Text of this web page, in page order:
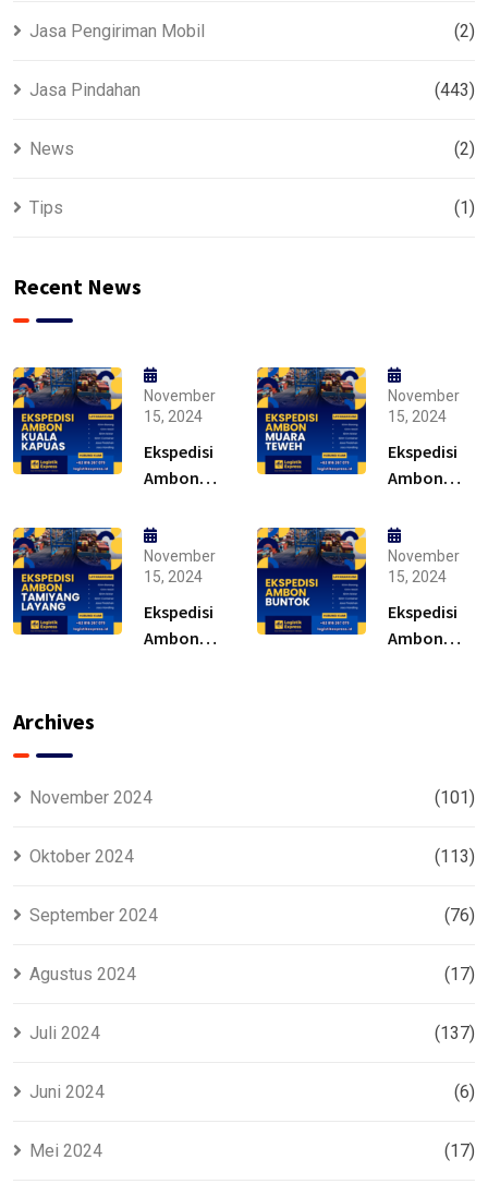
Jasa Pengiriman Mobil (2)
Jasa Pindahan (443)
News (2)
Tips (1)
Recent News
November
15, 2024
Ekspedisi
Ambon
Kapuas –
Solusi
November
15, 2024
Ekspedisi
Ambon
Teweh –
Solusi
November
15, 2024
Ekspedisi
Ambon
November
15, 2024
Ekspedisi
Ambon
Archives
November 2024 (101)
Oktober 2024 (113)
September 2024 (76)
Agustus 2024 (17)
Juli 2024 (137)
Juni 2024 (6)
Mei 2024 (17)